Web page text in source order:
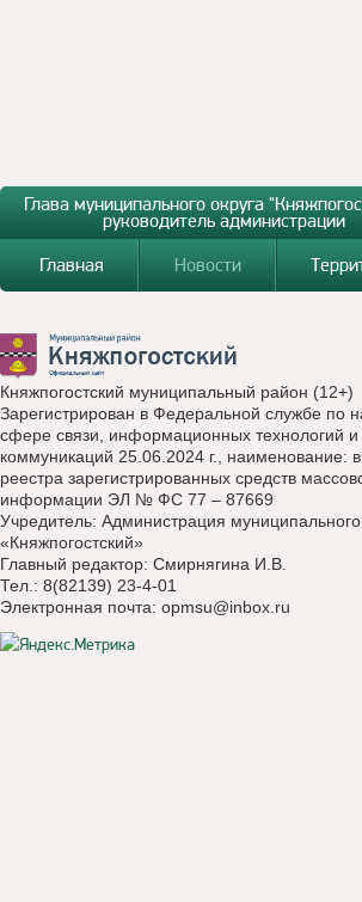
Глава муниципального округа
руководитель администрации
Главная
Новости
Княжпогостский муниципальный район (12+)
Зарегистрирован в Федеральной службе по
сфере связи, информационных технологий
коммуникаций 25.06.2024 г., наименование:
реестра зарегистрированных средств
информации ЭЛ № ФС 77 – 87669
Учредитель: Администрация муниципального
«Княжпогостский»
Главный редактор: Смирнягина И.В.
Тел.: 8(82139) 23-4-01
Электронная почта: opmsu@inbox.ru